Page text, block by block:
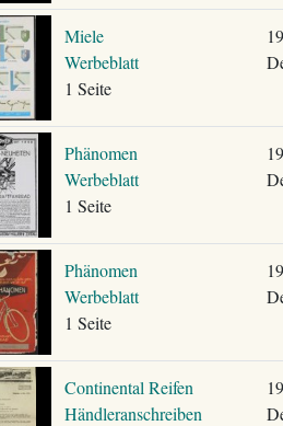
Miele
Werbeblatt
1 Seite
Phänomen
Werbeblatt
1 Seite
Phänomen
Werbeblatt
1 Seite
Continental Reifen
Händleranschreiben